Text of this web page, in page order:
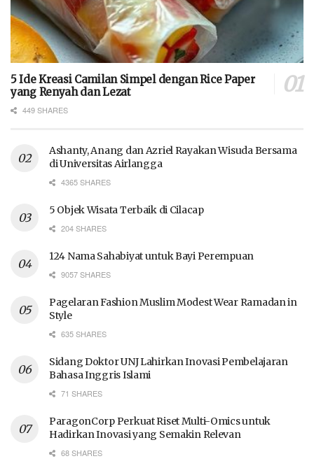
5 Ide Kreasi Camilan Simpel dengan Rice Paper
yang Renyah dan Lezat
449 SHARES
Ashanty, Anang dan Azriel Rayakan Wisuda Bersama
di Universitas Airlangga
4365 SHARES
5 Objek Wisata Terbaik di Cilacap
204 SHARES
124 Nama Sahabiyat untuk Bayi Perempuan
9057 SHARES
Pagelaran Fashion Muslim Modest Wear Ramadan in
Style
635 SHARES
Sidang Doktor UNJ Lahirkan Inovasi Pembelajaran
Bahasa Inggris Islami
71 SHARES
ParagonCorp Perkuat Riset Multi-Omics untuk
Hadirkan Inovasi yang Semakin Relevan
68 SHARES